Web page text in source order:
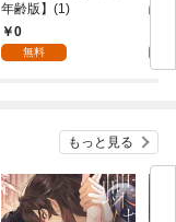
年齢版】(1)
0
無料
齢
もっと見る